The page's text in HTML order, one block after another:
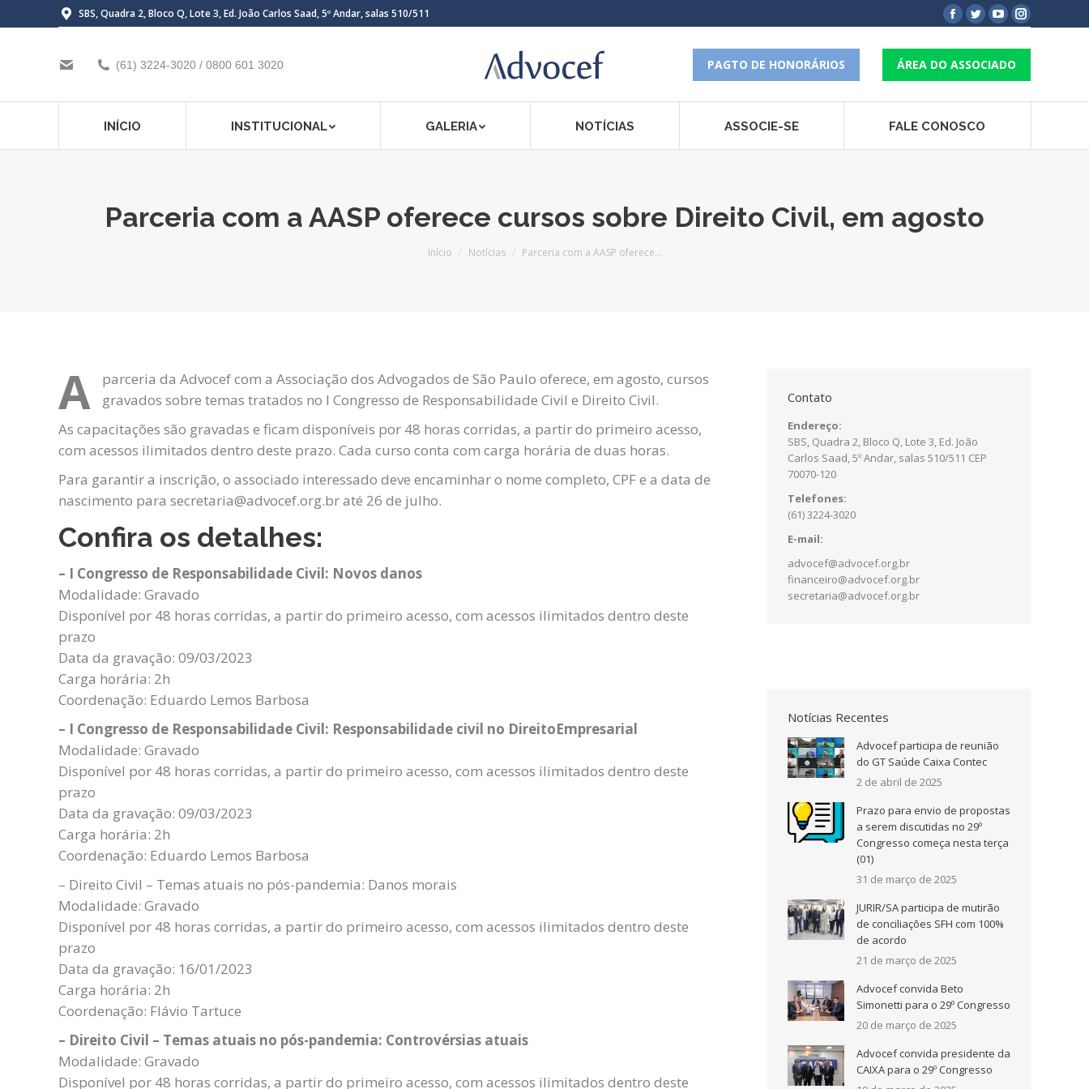
SBS, Quadra 2, Bloco Q, Lote 3, Ed. João Carlos Saad, 5º Andar, salas 510/511
Facebook
opens
in
new
window
Twitter
opens
in
new
window
YouTube
opens
in
new
Instagram
in
new
(61) 3224-3020 / 0800 601 3020 PAGTO DE HONORÁRIOS ÁREA DO ASSOCIADO
INÍCIO INSTITUCIONAL GALERIA NOTÍCIAS ASSOCIE-SE FALE CONOSCO
Parceria com a AASP oferece cursos sobre Direito Civil, em agosto
Você está aqui:
Início Notícias Parceria com a AASP oferece…
A
parceria da Advocef com a Associação dos Advogados de São Paulo oferece, em agosto, cursos
gravados sobre temas tratados no I Congresso de Responsabilidade Civil e Direito Civil.
As capacitações são gravadas e ficam disponíveis por 48 horas corridas, a partir do primeiro acesso,
com acessos ilimitados dentro deste prazo. Cada curso conta com carga horária de duas horas.
Para garantir a inscrição, o associado interessado deve encaminhar o nome completo, CPF e a data de
nascimento para secretaria@advocef.org.br até 26 de julho.
Confira os detalhes:
– I Congresso de Responsabilidade Civil: Novos danos
Modalidade: Gravado
Disponível por 48 horas corridas, a partir do primeiro acesso, com acessos ilimitados dentro deste
prazo
Data da gravação: 09/03/2023
Carga horária: 2h
Coordenação: Eduardo Lemos Barbosa
– I Congresso de Responsabilidade Civil: Responsabilidade civil no DireitoEmpresarial
Modalidade: Gravado
Disponível por 48 horas corridas, a partir do primeiro acesso, com acessos ilimitados dentro deste
prazo
Data da gravação: 09/03/2023
Carga horária: 2h
Coordenação: Eduardo Lemos Barbosa
– Direito Civil – Temas atuais no pós-pandemia: Danos morais
Modalidade: Gravado
Disponível por 48 horas corridas, a partir do primeiro acesso, com acessos ilimitados dentro deste
prazo
Data da gravação: 16/01/2023
Carga horária: 2h
Coordenação: Flávio Tartuce
– Direito Civil – Temas atuais no pós-pandemia: Controvérsias atuais
Modalidade: Gravado
Disponível por 48 horas corridas, a partir do primeiro acesso, com acessos ilimitados dentro deste
Contato
Endereço:
SBS, Quadra 2, Bloco Q, Lote 3, Ed. João
Carlos Saad, 5º Andar, salas 510/511 CEP
70070-120
Telefones:
(61) 3224-3020
E-mail:
advocef@advocef.org.br
financeiro@advocef.org.br
secretaria@advocef.org.br
Notícias Recentes
Advocef participa de reunião
do GT Saúde Caixa Contec
2 de abril de 2025
Prazo para envio de propostas
a serem discutidas no 29º
Congresso começa nesta terça
(01)
31 de março de 2025
JURIR/SA participa de mutirão
de conciliações SFH com 100%
de acordo
21 de março de 2025
Advocef convida Beto
Simonetti para o 29º Congresso
20 de março de 2025
Advocef convida presidente da
CAIXA para o 29º Congresso